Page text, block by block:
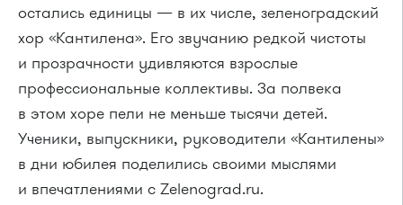
остались единицы — в их числе, зеленоградский
хор «Кантилена». Его звучанию редкой чистоты
и прозрачности удивляются взрослые
профессиональные коллективы. За полвека
в этом хоре пели не меньше тысячи детей.
Ученики, выпускники, руководители «Кантилены»
в дни юбилея поделились своими мыслями
и впечатлениями с Zelenograd.ru.